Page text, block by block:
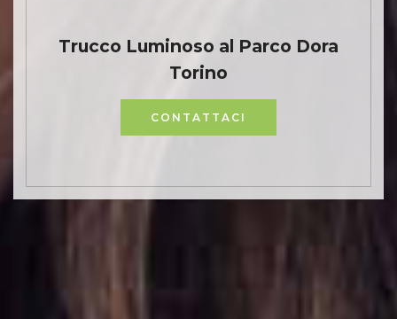
Trucco Luminoso al Parco Dora
Torino
CONTATTACI